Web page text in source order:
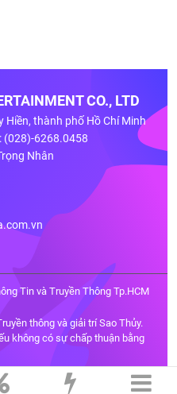
CO., LTD
Hiền, thành phố Hồ Chí Minh
(028)-6268.0458
Nhân
Tin và Truyền Thông Tp.HCM
thông và giải trí Sao Thủy.
không có sự chấp thuận bằng